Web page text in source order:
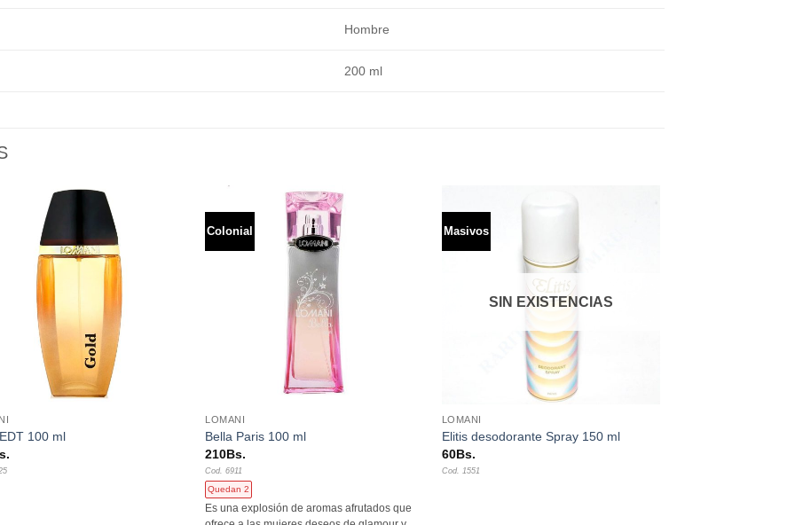
Hombre
200 ml
100 ml
Colonial
LOMANI
Bella Paris 100 ml
210Bs.
Cod. 6911
Quedan 2
Es una explosión de aromas afrutados que
Masivos
SIN EXISTENCIAS
LOMANI
Elitis desodorante Spray 150 ml
60Bs.
Cod. 1551